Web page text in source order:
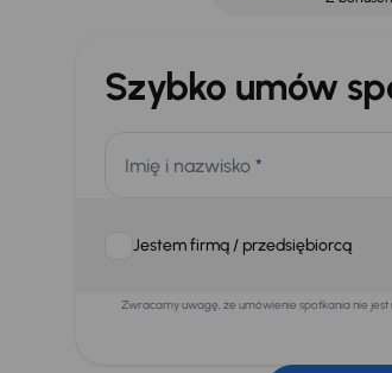
Szybko umów
Imię i nazwisko *
Jestem firmą / przedsiębiorcą
Zwracamy uwagę, że umówienie spotkania nie